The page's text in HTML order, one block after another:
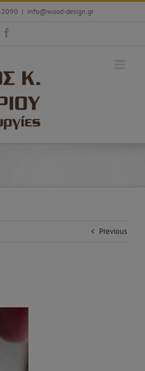
| info@wood-design.gr
Previous